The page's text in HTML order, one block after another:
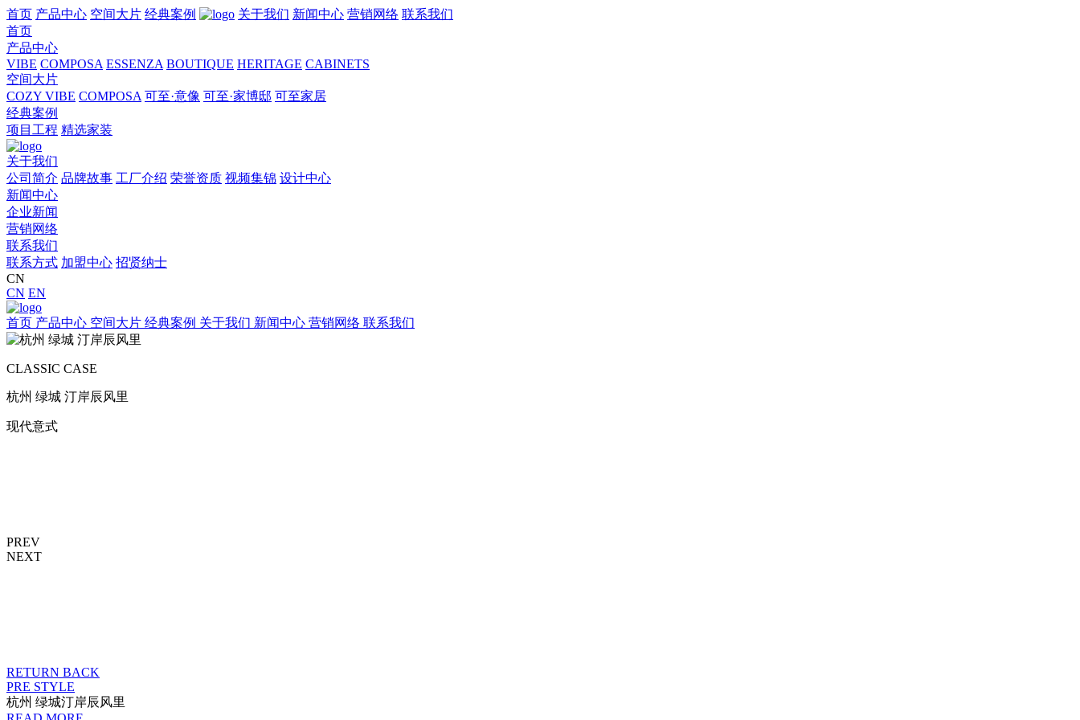
首页 产品中心 空间大片 经典案例 关于我们 新闻中心 营销网络 联系我们
首页
产品中心
VIBE COMPOSA ESSENZA BOUTIQUE HERITAGE CABINETS
空间大片
COZY VIBE COMPOSA 可至·意像 可至·家博邸 可至家居
经典案例
项目工程 精选家装
关于我们
公司简介 品牌故事 工厂介绍 荣誉资质 视频集锦 设计中心
新闻中心
企业新闻
营销网络
联系我们
联系方式 加盟中心 招贤纳士
CN
CN EN
首页 产品中心 空间大片 经典案例 关于我们 新闻中心 营销网络 联系我们
CLASSIC CASE
杭州 绿城 汀岸辰风里
现代意式
PREV
NEXT
RETURN BACK
PRE STYLE
杭州 绿城汀岸辰风里